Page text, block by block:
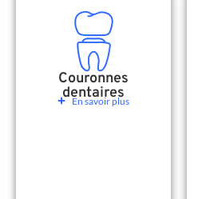
Couronnes
dentaires
En savoir plus